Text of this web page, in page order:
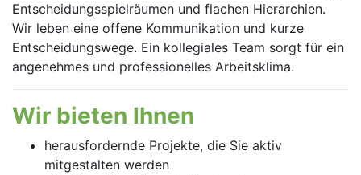
Entscheidungsspielräumen und flachen Hierarchien.
Wir leben eine offene Kommunikation und kurze
Entscheidungswege. Ein kollegiales Team sorgt für ein
angenehmes und professionelles Arbeitsklima.
Wir bieten Ihnen
herausfordernde Projekte, die Sie aktiv
mitgestalten werden